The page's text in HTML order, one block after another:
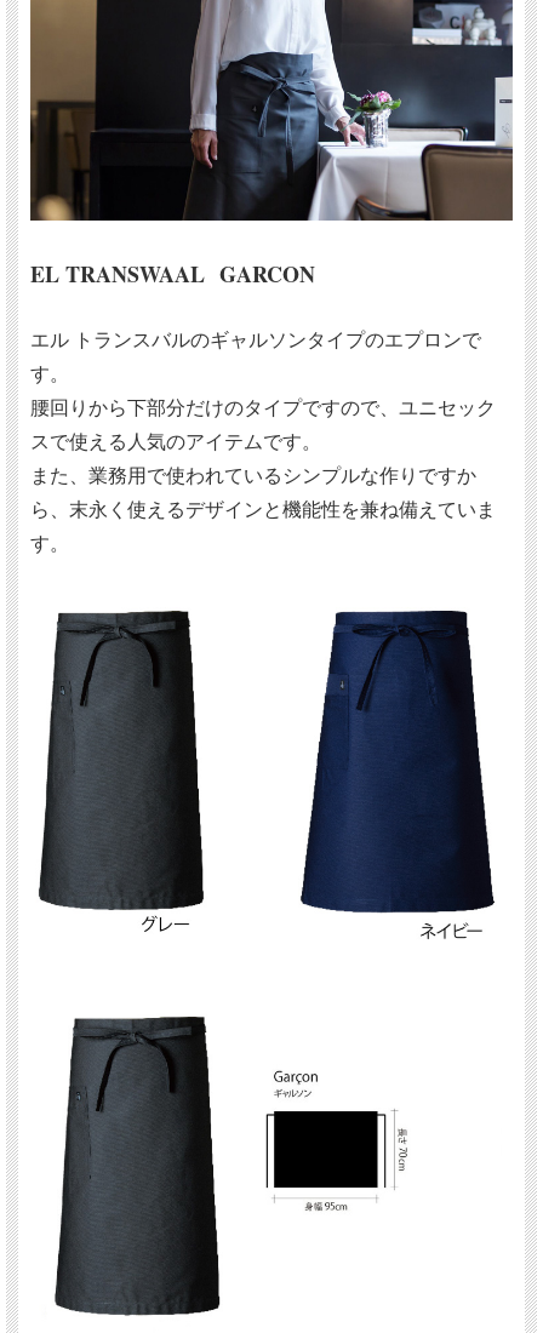
EL TRANSWAAL GARCON
エル トランスバルのギャルソンタイプのエプロンで
す。
腰回りから下部分だけのタイプですので、ユニセック
スで使える人気のアイテムです。
また、業務用で使われているシンプルな作りですか
ら、末永く使えるデザインと機能性を兼ね備えていま
す。